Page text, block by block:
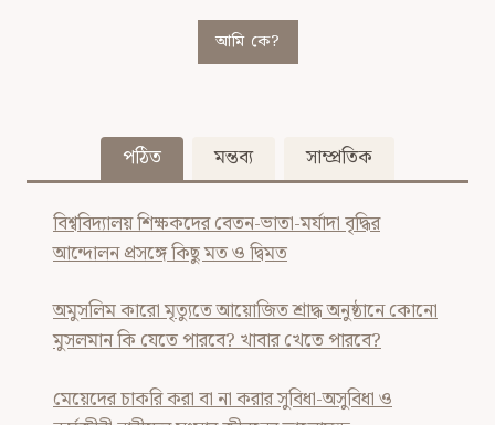
আমি কে?
পঠিত মন্তব্য সাম্প্রতিক
বিশ্ববিদ্যালয় শিক্ষকদের বেতন-ভাতা-মর্যাদা বৃদ্ধির
আন্দোলন প্রসঙ্গে কিছু মত ও দ্বিমত
অমুসলিম কারো মৃত্যুতে আয়োজিত শ্রাদ্ধ অনুষ্ঠানে কোনো
মুসলমান কি যেতে পারবে? খাবার খেতে পারবে?
মেয়েদের চাকরি করা বা না করার সুবিধা-অসুবিধা ও